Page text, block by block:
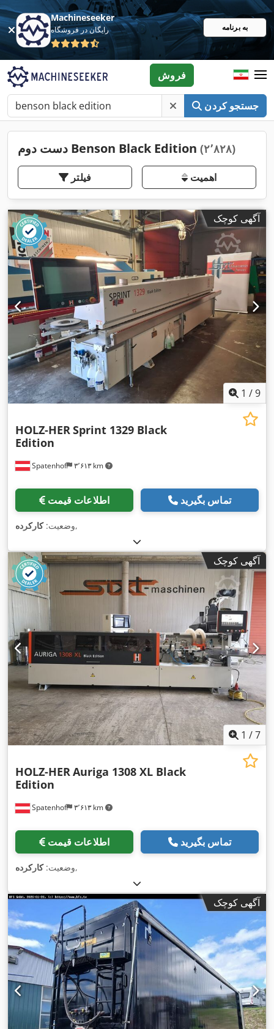
Machineseeker
رایگان در فروشگاه به برنامه
جستجو کردن
فروش
دست دوم Benson Black Edition (۲٬۸۲۸)
فیلتر اهمیت
آگهی کوچک
1 /9
Spatenhof ۳٬۶۱۳ km
HOLZ-HER Sprint 1329 Black
Edition
اطلاعات قیمت تماس بگیرید
وضعیت:کارکرده ,
آگهی کوچک
1 /7
Spatenhof ۳٬۶۱۳ km
HOLZ-HERAuriga 1308 XL Black
Edition
اطلاعات قیمت تماس بگیرید
وضعیت:کارکرده ,
آگهی کوچک